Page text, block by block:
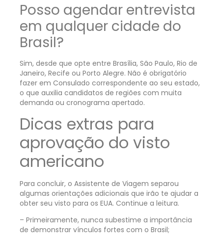
Posso agendar entrevista
em qualquer cidade do
Brasil?
Sim, desde que opte entre Brasília, São Paulo, Rio de
Janeiro, Recife ou Porto Alegre. Não é obrigatório
fazer em Consulado correspondente ao seu estado,
o que auxilia candidatos de regiões com muita
demanda ou cronograma apertado.
Dicas extras para
aprovação do visto
americano
Para concluir, o Assistente de Viagem separou
algumas orientações adicionais que irão te ajudar a
obter seu visto para os EUA. Continue a leitura.
– Primeiramente, nunca subestime a importância
de demonstrar vínculos fortes com o Brasil;